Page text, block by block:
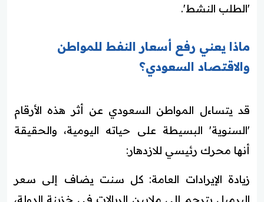
'الطلب النشط'.
ماذا يعني رفع أسعار النفط للمواطن
والاقتصاد السعودي؟
قد يتساءل المواطن السعودي عن أثر هذه الأرقام
'السنوية' البسيطة على حياته اليومية، والحقيقة
أنها محرك رئيسي للازدهار:
زيادة الإيرادات العامة: كل سنت يضاف إلى سعر
البرميل يترجم إلى ملايين الريالات في خزينة الدولة،